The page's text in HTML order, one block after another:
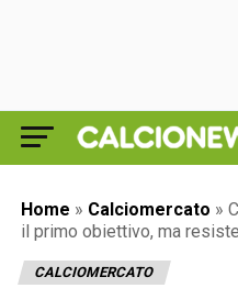
Home » Calciomercato »
il primo obiettivo, ma
CALCIOMERCATO